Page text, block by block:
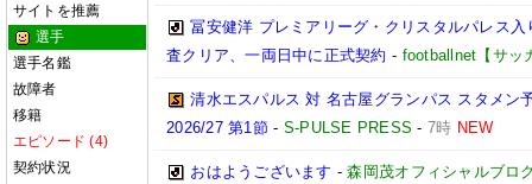
サイトを推薦
選手
選手名鑑
故障者
移籍
エピソード (4)
契約状況
冨安健洋 プレミアリーグ・クリスタルパレス
査クリア、一両日中に正式契約 - footballnet【サッ
清水エスパルス 対 名古屋グランパス スタメン
2026/27 第1節 - S-PULSE PRESS -7時 NEW
おはようございます -森岡茂オフィシャルブロ